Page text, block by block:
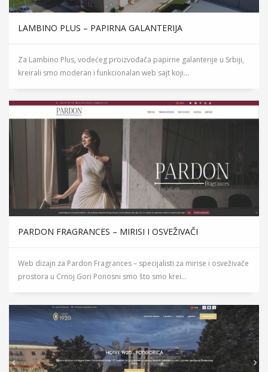
LAMBINO PLUS – PAPIRNA GALANTERIJA
Za Lambino Plus, vodećeg proizvođača papirne galanterije u Srbiji,
kreirali smo moderan i funkcionalan web sajt koji...
PARDON FRAGRANCES – MIRISI I OSVEŽIVAČI
Web dizajn za Pardon Fragrances – specijalisti za mirise i osveživače
prostora u Crnoj Gori Ponosni smo što smo krei...